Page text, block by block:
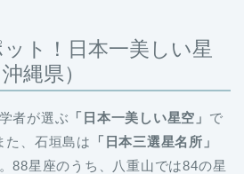
ト！日本一美しい星
縄県）
者が選ぶ 「日本一美しい星空」 で
た、石垣島は
「日本三選星名所」
88星座のうち、八重山では84の星